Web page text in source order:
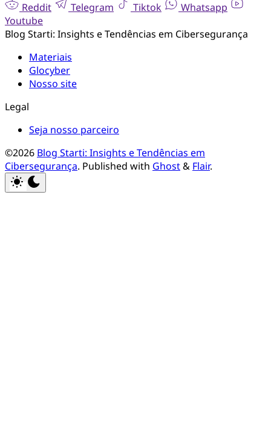
Reddit
Telegram Tiktok
Whatsapp
Youtube
Blog Starti: Insights e Tendências em Cibersegurança
Materiais
Glocyber
Nosso site
Legal
Seja nosso parceiro
©2026 Blog Starti: Insights e Tendências em
Cibersegurança. Published with Ghost& Flair.